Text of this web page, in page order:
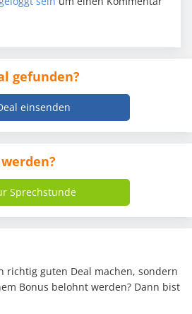
gefunden?
einsenden
Sprechstunde
richtig guten Deal machen, sondern
Bonus belohnt werden? Dann bist